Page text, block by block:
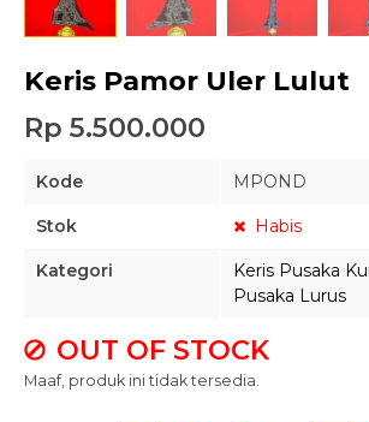
Keris Pamor Uler Lulut
Rp 5.500.000
Kode MPOND
Stok Habis
Kategori Keris Pusaka
Pusaka Lurus
OUT OF STOCK
Maaf, produk ini tidak tersedia.